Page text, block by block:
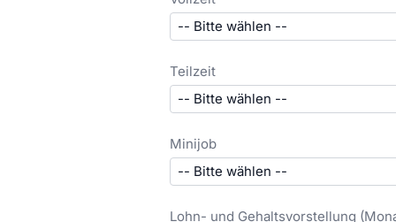
Teilzeit
Minijob
Lohn- und Gehaltsvorstellung